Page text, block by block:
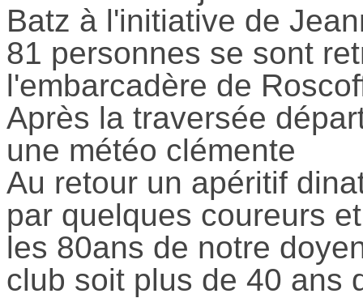
Batz à l'initiative de
81 personnes se sont
l'embarcadère de
Après la traversée
une météo clémente
Au retour un apéritif
par quelques coureurs
les 80ans de notre
club soit plus de 40 ans